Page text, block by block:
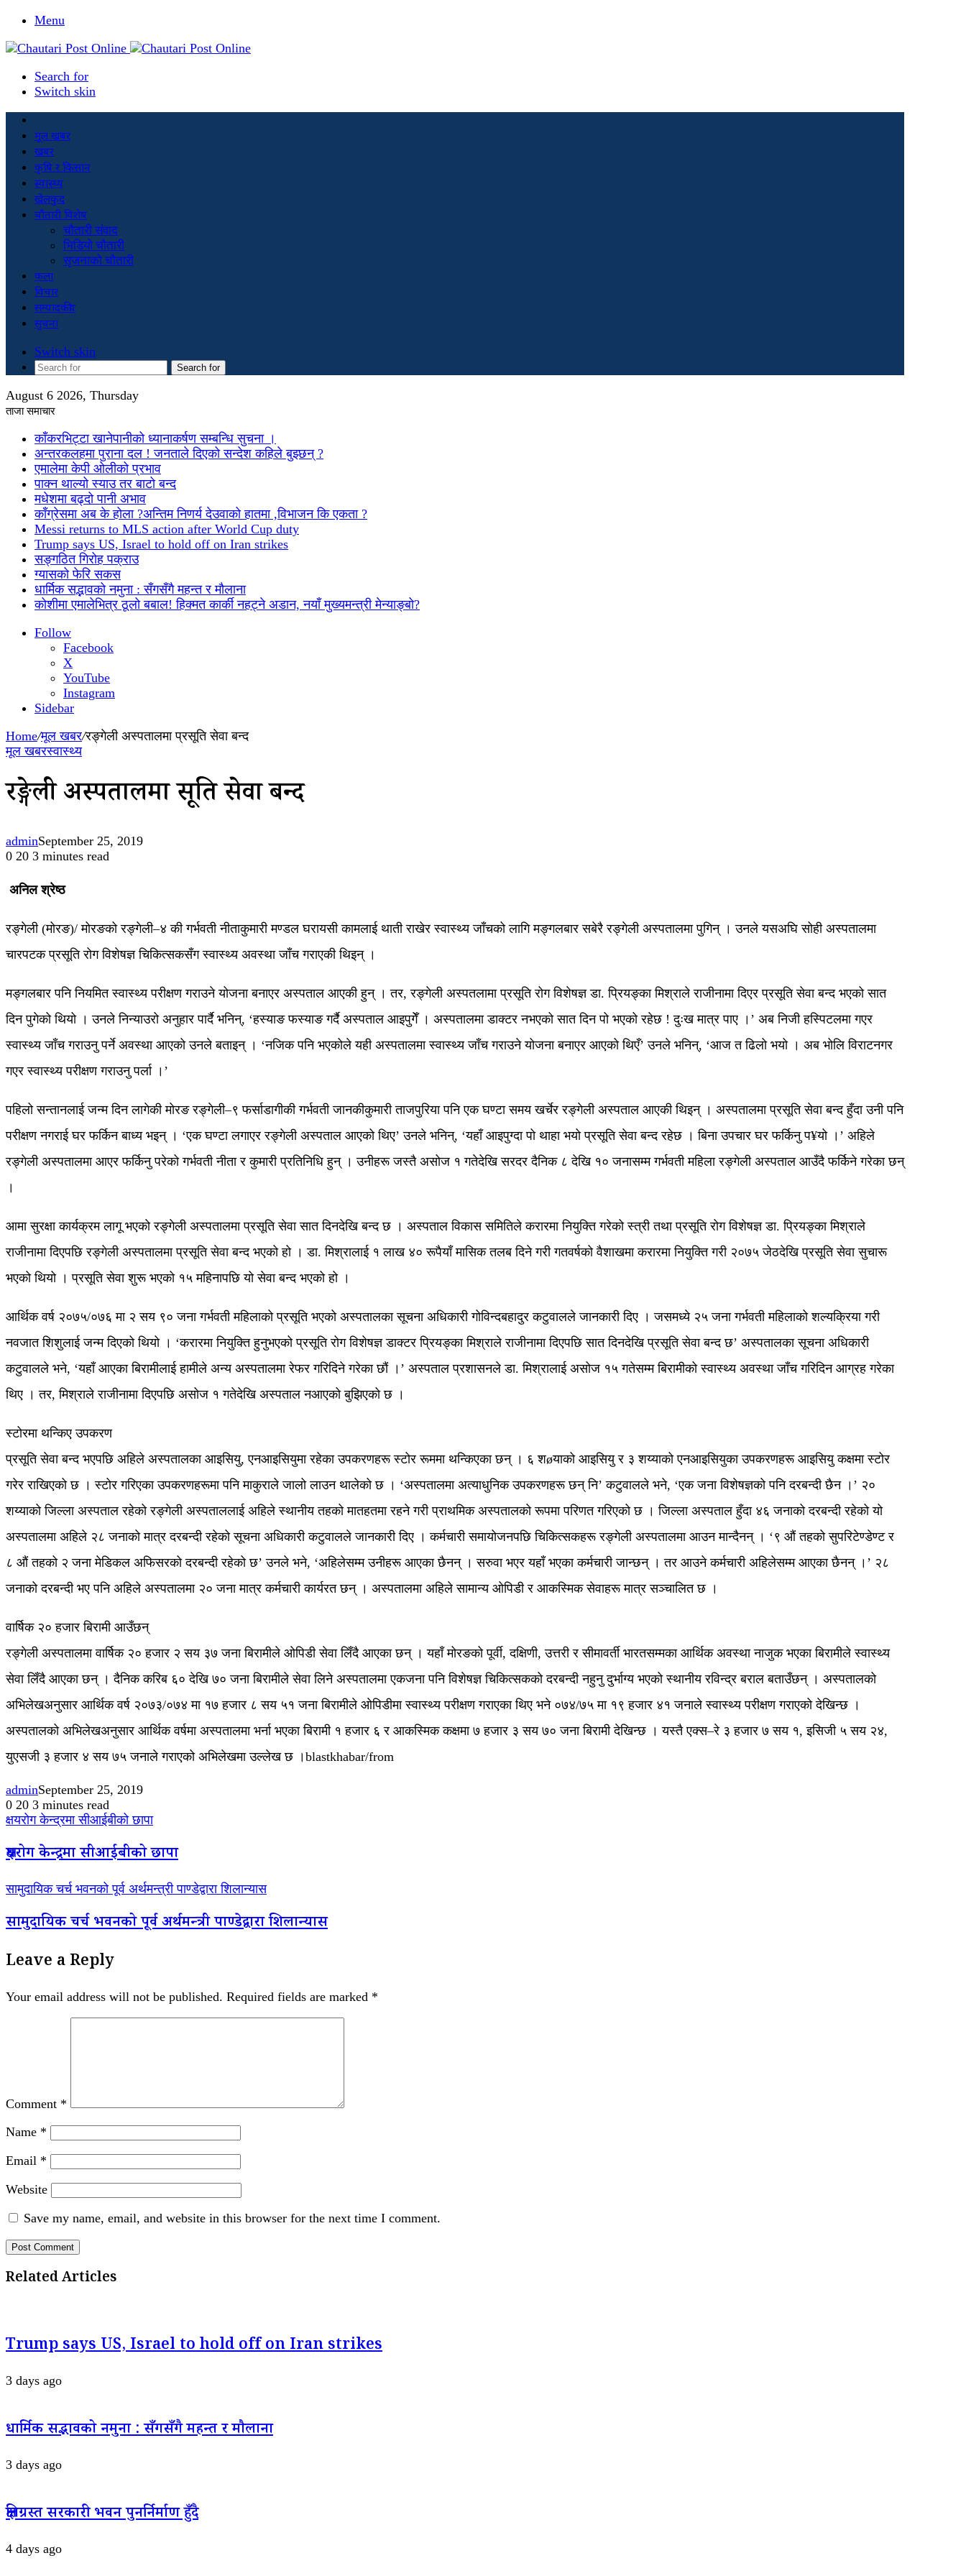
Menu
Search for
Switch skin
मूल खबर
खबर
कृषि र किसान
स्वास्थ्य
खेलकुद
चौतारी विशेष
चौतारी संवाद
भिडियो चौतारी
सृजनाको चौतारी
कला
विचार
सम्पादकीय
सुचना
Switch skin
Search for
August 6 2026, Thursday
ताजा समाचार
काँकरभिट्टा खानेपानीको ध्यानाकर्षण सम्बन्धि सुचना ।
अन्तरकलहमा पुराना दल ! जनताले दिएको सन्देश कहिले बुझ्छन् ?
एमालेमा केपी ओलीको प्रभाव
पाक्न थाल्यो स्याउ तर बाटो बन्द
मधेशमा बढ्दो पानी अभाव
काँग्रेसमा अब के होला ?अन्तिम निणर्य देउवाको हातमा ,विभाजन कि एकता ?
Messi returns to MLS action after World Cup duty
Trump says US, Israel to hold off on Iran strikes
सङ्गठित गिरोह पक्राउ
ग्यासको फेरि सकस
धार्मिक सद्भावको नमुना : सँगसँगै महन्त र मौलाना
कोशीमा एमालेभित्र ठूलो बबाल! हिक्मत कार्की नहट्ने अडान, नयाँ मुख्यमन्त्री मेन्याङ्बो?
Follow
Facebook
X
YouTube
Instagram
Sidebar
Home/मूल खबर/रङ्गेली अस्पतालमा प्रसूति सेवा बन्द
मूल खबरस्वास्थ्य
रङ्गेली अस्पतालमा प्रसूति सेवा बन्द
adminSeptember 25, 2019
0 20 3 minutes read
अनिल श्रेष्ठ
रङ्गेली (मोरङ)/ मोरङको रङ्गेली–४ की गर्भवती नीताकुमारी मण्डल घरायसी कामलाई थाती राखेर स्वास्थ्य जाँचको लागि मङ्गलबार सबेरै रङ्गेली अस्पतालमा पुगिन् । उनले यसअघि सोही अस्पतालमा
चारपटक प्रसूति रोग विशेषज्ञ चिकित्सकसँग स्वास्थ्य अवस्था जाँच गराएकी थिइन् ।
मङ्गलबार पनि नियमित स्वास्थ्य परीक्षण गराउने योजना बनाएर अस्पताल आएकी हुन् । तर, रङ्गेली अस्पतलामा प्रसूति रोग विशेषज्ञ डा. प्रियङ्का मिश्राले राजीनामा दिएर प्रसूति सेवा बन्द भएको सात
दिन पुगेको थियो । उनले निन्याउरो अनुहार पार्दै भनिन्, ‘हस्याङ फस्याङ गर्दै अस्पताल आइपुगेँ । अस्पतालमा डाक्टर नभएको सात दिन पो भएको रहेछ ! दुःख मात्र पाए ।’ अब निजी हस्पिटलमा गएर
स्वास्थ्य जाँच गराउनु पर्ने अवस्था आएको उनले बताइन् । ‘नजिक पनि भएकोले यही अस्पतालमा स्वास्थ्य जाँच गराउने योजना बनाएर आएको थिएँ’ उनले भनिन्, ‘आज त ढिलो भयो । अब भोलि विराटनगर
गएर स्वास्थ्य परीक्षण गराउनु पर्ला ।’
पहिलो सन्तानलाई जन्म दिन लागेकी मोरङ रङ्गेली–९ फर्साडागीकी गर्भवती जानकीकुमारी ताजपुरिया पनि एक घण्टा समय खर्चेर रङ्गेली अस्पताल आएकी थिइन् । अस्पतालमा प्रसूति सेवा बन्द हुँदा उनी पनि
परीक्षण नगराई घर फर्किन बाध्य भइन् । ‘एक घण्टा लगाएर रङ्गेली अस्पताल आएको थिए’ उनले भनिन्, ‘यहाँ आइपुग्दा पो थाहा भयो प्रसूति सेवा बन्द रहेछ । बिना उपचार घर फर्किनु प¥यो ।’ अहिले
रङ्गेली अस्पतालमा आएर फर्किनु परेको गर्भवती नीता र कुमारी प्रतिनिधि हुन् । उनीहरू जस्तै असोज १ गतेदेखि सरदर दैनिक ८ देखि १० जनासम्म गर्भवती महिला रङ्गेली अस्पताल आउँदै फर्किने गरेका छन्
।
आमा सुरक्षा कार्यक्रम लागू भएको रङ्गेली अस्पतालमा प्रसूति सेवा सात दिनदेखि बन्द छ । अस्पताल विकास समितिले करारमा नियुक्ति गरेको स्त्री तथा प्रसूति रोग विशेषज्ञ डा. प्रियङ्का मिश्राले
राजीनामा दिएपछि रङ्गेली अस्पतालमा प्रसूति सेवा बन्द भएको हो । डा. मिश्रालाई १ लाख ४० रूपैयाँ मासिक तलब दिने गरी गतवर्षको वैशाखमा करारमा नियुक्ति गरी २०७५ जेठदेखि प्रसूति सेवा सुचारू
भएको थियो । प्रसूति सेवा शुरू भएको १५ महिनापछि यो सेवा बन्द भएको हो ।
आर्थिक वर्ष २०७५/०७६ मा २ सय ९० जना गर्भवती महिलाको प्रसूति भएको अस्पतालका सूचना अधिकारी गोविन्दबहादुर कटुवालले जानकारी दिए । जसमध्ये २५ जना गर्भवती महिलाको शल्यक्रिया गरी
नवजात शिशुलाई जन्म दिएको थियो । ‘करारमा नियुक्ति हुनुभएको प्रसूति रोग विशेषज्ञ डाक्टर प्रियङ्का मिश्राले राजीनामा दिएपछि सात दिनदेखि प्रसूति सेवा बन्द छ’ अस्पतालका सूचना अधिकारी
कटुवालले भने, ‘यहाँ आएका बिरामीलाई हामीले अन्य अस्पतालमा रेफर गरिदिने गरेका छौं ।’ अस्पताल प्रशासनले डा. मिश्रालाई असोज १५ गतेसम्म बिरामीको स्वास्थ्य अवस्था जाँच गरिदिन आग्रह गरेका
थिए । तर, मिश्राले राजीनामा दिएपछि असोज १ गतेदेखि अस्पताल नआएको बुझिएको छ ।
स्टोरमा थन्किए उपकरण
प्रसूति सेवा बन्द भएपछि अहिले अस्पतालका आइसियु, एनआइसियुमा रहेका उपकरणहरू स्टोर रूममा थन्किएका छन् । ६ शøयाको आइसियु र ३ शय्याको एनआइसियुका उपकरणहरू आइसियु कक्षमा स्टोर
गरेर राखिएको छ । स्टोर गरिएका उपकरणहरूमा पनि माकुराले जालो लाउन थालेको छ । ‘अस्पतालमा अत्याधुनिक उपकरणहरू छन् नि’ कटुवालले भने, ‘एक जना विशेषज्ञको पनि दरबन्दी छैन ।’ २०
शय्याको जिल्ला अस्पताल रहेको रङ्गेली अस्पताललाई अहिले स्थानीय तहको मातहतमा रहने गरी प्राथमिक अस्पतालको रूपमा परिणत गरिएको छ । जिल्ला अस्पताल हुँदा ४६ जनाको दरबन्दी रहेको यो
अस्पतालमा अहिले २८ जनाको मात्र दरबन्दी रहेको सूचना अधिकारी कटुवालले जानकारी दिए । कर्मचारी समायोजनपछि चिकित्सकहरू रङ्गेली अस्पतालमा आउन मान्दैनन् । ‘९ औं तहको सुपरिटेण्डेण्ट र
८ औं तहको २ जना मेडिकल अफिसरको दरबन्दी रहेको छ’ उनले भने, ‘अहिलेसम्म उनीहरू आएका छैनन् । सरुवा भएर यहाँ भएका कर्मचारी जान्छन् । तर आउने कर्मचारी अहिलेसम्म आएका छैनन् ।’ २८
जनाको दरबन्दी भए पनि अहिले अस्पतालमा २० जना मात्र कर्मचारी कार्यरत छन् । अस्पतालमा अहिले सामान्य ओपिडी र आकस्मिक सेवाहरू मात्र सञ्चालित छ ।
वार्षिक २० हजार बिरामी आउँछन्
रङ्गेली अस्पतालमा वार्षिक २० हजार २ सय ३७ जना बिरामीले ओपिडी सेवा लिँदै आएका छन् । यहाँ मोरङको पूर्वी, दक्षिणी, उत्तरी र सीमावर्ती भारतसम्मका आर्थिक अवस्था नाजुक भएका बिरामीले स्वास्थ्य
सेवा लिँदै आएका छन् । दैनिक करिब ६० देखि ७० जना बिरामीले सेवा लिने अस्पतालमा एकजना पनि विशेषज्ञ चिकित्सकको दरबन्दी नहुनु दुर्भाग्य भएको स्थानीय रविन्द्र बराल बताउँछन् । अस्पतालको
अभिलेखअनुसार आर्थिक वर्ष २०७३/०७४ मा १७ हजार ८ सय ५१ जना बिरामीले ओपिडीमा स्वास्थ्य परीक्षण गराएका थिए भने ०७४/७५ मा १९ हजार ४१ जनाले स्वास्थ्य परीक्षण गराएको देखिन्छ ।
अस्पतालको अभिलेखअनुसार आर्थिक वर्षमा अस्पतालमा भर्ना भएका बिरामी १ हजार ६ र आकस्मिक कक्षमा ७ हजार ३ सय ७० जना बिरामी देखिन्छ । यस्तै एक्स–रे ३ हजार ७ सय १, इसिजी ५ सय २४,
युएसजी ३ हजार ४ सय ७५ जनाले गराएको अभिलेखमा उल्लेख छ ।blastkhabar/from
adminSeptember 25, 2019
0 20 3 minutes read
क्षयरोग केन्द्रमा सीआईबीको छापा
क्षयरोग केन्द्रमा सीआईबीको छापा
सामुदायिक चर्च भवनको पूर्व अर्थमन्त्री पाण्डेद्वारा शिलान्यास
सामुदायिक चर्च भवनको पूर्व अर्थमन्त्री पाण्डेद्वारा शिलान्यास
Leave a Reply
Your email address will not be published. Required fields are marked *
Comment *
Name *
Email *
Website
Save my name, email, and website in this browser for the next time I comment.
Related Articles
Trump says US, Israel to hold off on Iran strikes
3 days ago
धार्मिक सद्भावको नमुना : सँगसँगै महन्त र मौलाना
3 days ago
क्षतिग्रस्त सरकारी भवन पुनर्निर्माण हुँदै
4 days ago